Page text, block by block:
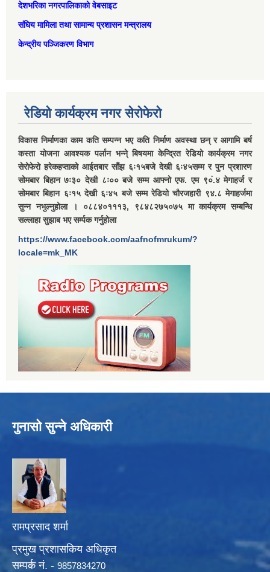
देशभरिका नगरपालिकाको वेबसाइट
संघिय मामिला तथा सामान्‍य प्रशासन मन्त्रालय
केन्द्रीय पञ्जिकरण विभाग
रेडियो कार्यक्रम नगर सेरोफेरो
विकास निर्माणका काम कति सम्पन्न भए कति निर्माण अवस्था छन् र आगामि बर्ष
कस्ता योजना आवश्यक पर्लान भन्ने् बिषयमा केन्द्रित रेडियो कार्यक्रम नगर
सेरोफेरो हरेकहप्ताको आईतबार साँझ ६ः१५बजे देखी ६ः४५सम्म र पुन प्रशारण
सोमबार बिहान ७ः३० देखी ८ः०० बजे सम्म आफ्नो एफ. एम ९०ं.४ मेगाहर्ज र
सोमबार बिहान ६ः१५ देखी ६ः४५ बजे सम्म रेडियो चौरजहारी ९४.८ मेगाहर्जमा
सुन्न नभुल्नुहोला । ०८८४०१११३, ९८४८२७५०७५ मा कार्यक्रम सम्बन्धि
सल्लाहा सुझाब भए सर्म्पक गर्नुहोला
https://www.facebook.com/aafnofmrukum/?
locale=mk_MK
गुनासो सुन्ने अधिकारी
रामप्रसाद शर्मा
प्रमुख प्रशासकिय अधिकृत
सम्पर्क नं. - 9857834270